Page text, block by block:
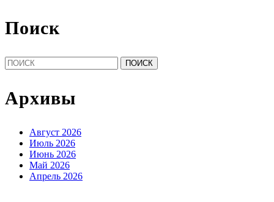
Поиск
Найти:
Архивы
Август 2026
Июль 2026
Июнь 2026
Май 2026
Апрель 2026